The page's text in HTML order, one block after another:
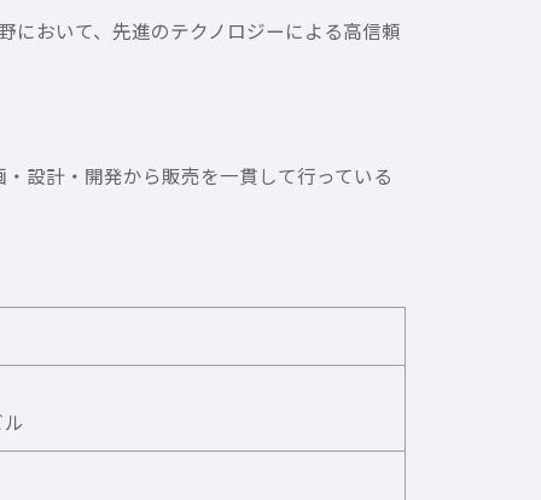
において、先進のテクノロジーによる高信頼
設計・開発から販売を一貫して行っている